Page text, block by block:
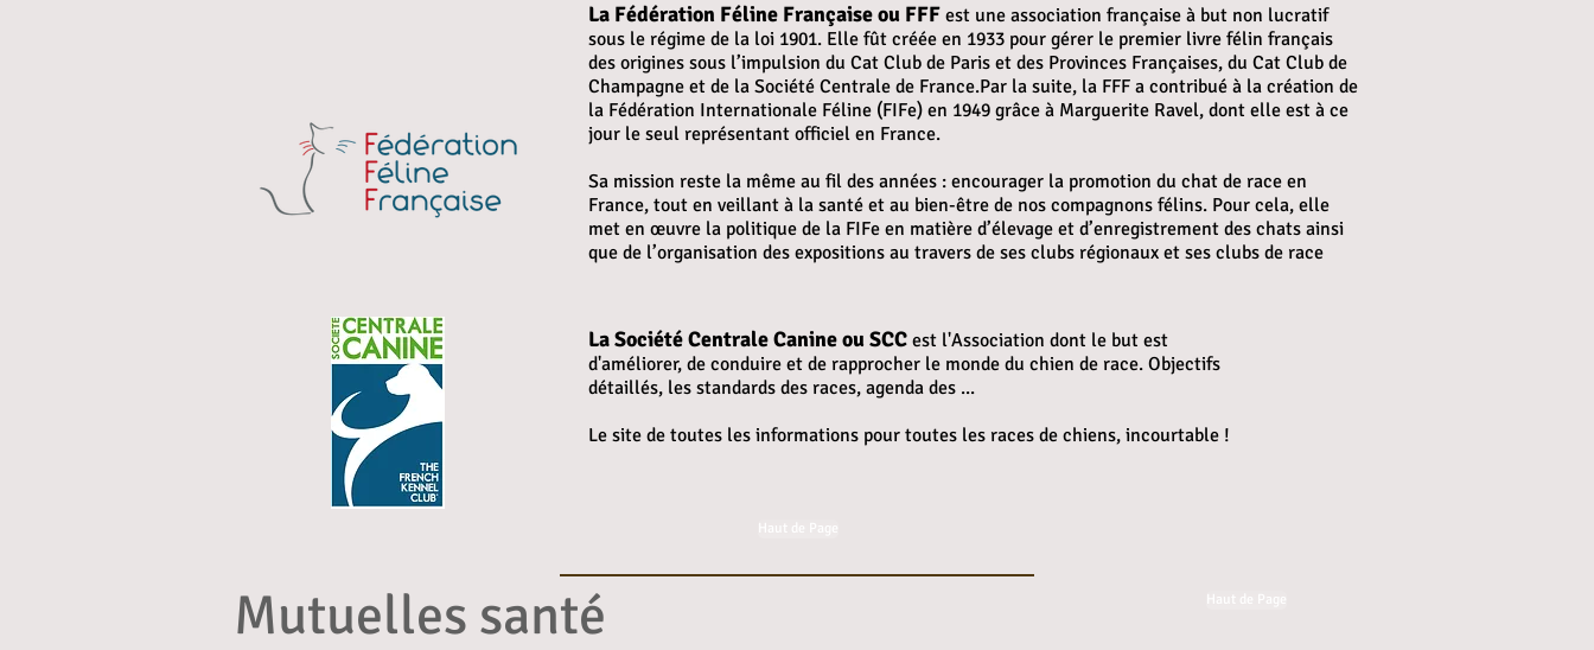
La Fédération Féline Française ou FFF est une association française à but non lucratif
sous le régime de la loi 1901. Elle fût créée en 1933 pour gérer le premier livre félin français
des origines sous l’impulsion du Cat Club de Paris et des Provinces Françaises, du Cat Club de
Champagne et de la Société Centrale de France.Par la suite, la FFF a contribué à la création de
la Fédération Internationale Féline (FIFe) en 1949 grâce à Marguerite Ravel, dont elle est à ce
jour le seul représentant officiel en France.
Sa mission reste la même au fil des années : encourager la promotion du chat de race en
France, tout en veillant à la santé et au bien-être de nos compagnons félins. Pour cela, elle
met en œuvre la politique de la FIFe en matière d’élevage et d’enregistrement des chats ainsi
que de l’organisation des expositions au travers de ses clubs régionaux et ses clubs de race
La Société Centrale Canine ou SCC est l'Association dont le but est
d'améliorer, de conduire et de rapprocher le monde du chien de race. Objectifs
détaillés, les standards des races, agenda des ...
Le site de toutes les informations pour toutes les races de chiens, incourtable !
Mutuelles santé